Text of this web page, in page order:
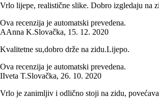
Vrlo lijepe, realistične slike. Dobro izgledaju na
Ova recenzija je automatski prevedena.
AAnna K.Slovačka, 15. 12. 2020
Kvalitetne su,dobro drže na zidu.Lijepo.
Ova recenzija je automatski prevedena.
IIveta T.Slovačka, 26. 10. 2020
Vrlo je zanimljiv i odlično stoji na zidu,